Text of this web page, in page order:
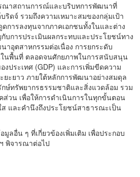
ณาสถานการณ์และบริบทการพัฒนาที่
ริดจ์ รวมถึงความเหมาะสมของกลุ่มเป้า
การลงทุนจากภาคเอกชนทั้งในและต่าง
บการประเมินผลกระทบและประโยชน์ทาง
าอุตสาหกรรมต่อเนื่อง การยกระดับ
นพื้นที่ ตลอดจนศักยภาพในการสนับสนุน
งประเทศ (GDP) และการเพิ่มขีดความ
ยะยาว ภายใต้หลักการพัฒนาอย่างสมดุล
ษ์ทรัพยากรธรรมชาติและสิ่งแวดล้อม รวม
วน เพื่อให้การดำเนินการในทุกขั้นตอน
ส และคำนึงถึงประโยชน์สาธารณะเป็น
ลอื่น ๆ ที่เกี่ยวข้องเพิ่มเติม เพื่อประกอบ
พิจารณาต่อไป